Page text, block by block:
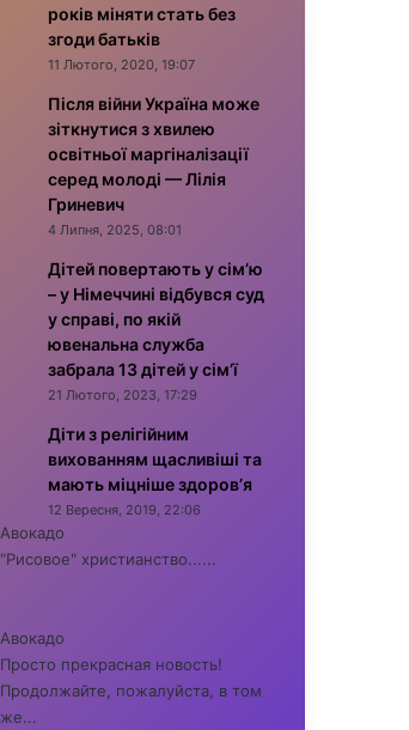
років міняти стать без
згоди батьків
11 Лютого, 2020, 19:07
Після війни Україна може
зіткнутися з хвилею
освітньої маргіналізації
серед молоді — Лілія
Гриневич
4 Липня, 2025, 08:01
Дітей повертають у сім’ю
– у Німеччині відбувся суд
у справі, по якій
ювенальна служба
забрала 13 дітей у сім’ї
21 Лютого, 2023, 17:29
Діти з релігійним
вихованням щасливіші та
мають міцніше здоров’я
12 Вересня, 2019, 22:06
Авокадо
"Рисовое" христианство......
Авокадо
Просто прекрасная новость!
Продолжайте, пожалуйста, в том
же...